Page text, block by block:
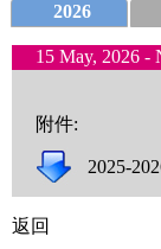
2026
15 May, 2026
附件:
2025-
返回